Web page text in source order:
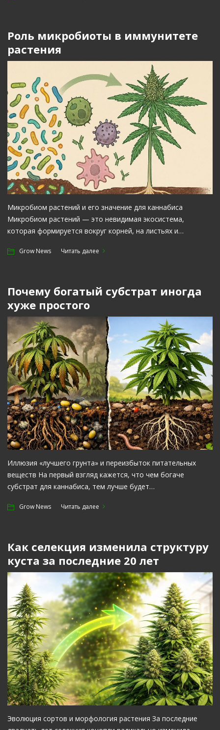
Роль микробиоты в иммунитете
растения
Микробиом растений и его значение для каннабиса
Микробиом растений — это невидимая экосистема,
которая формируется вокруг корней, на листьях и…
Grow News Читать далее
Почему богатый субстрат иногда
хуже простого
Иллюзия «лучшего грунта» и переизбыток питательных
веществ На первый взгляд кажется, что чем богаче
субстрат для каннабиса, тем лучше будет…
Grow News Читать далее
Как селекция изменила структуру
куста за последние 20 лет
Эволюция сортов и морфология растения За последние